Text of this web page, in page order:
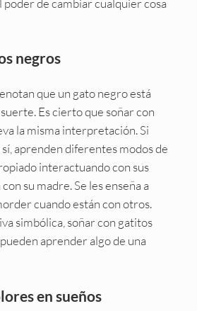
de cambiar cualquier cosa
negros
que un gato negro está
Es cierto que soñar con
la misma interpretación. Si
aprenden diferentes modos de
interactuando con sus
su madre. Se les enseña a
cuando están con otros.
simbólica, soñar con gatitos
aprender algo de una
en sueños